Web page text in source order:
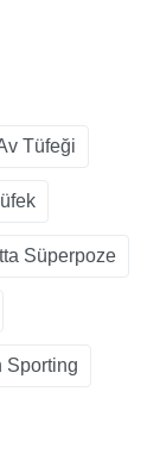
Tüfeği
Süperpoze
Sporting